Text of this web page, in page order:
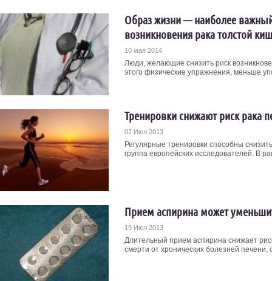
Образ жизни — наиболее
возникновения рака толстой
10 мая 2014
Люди, желающие снизить риск
этого физические упражнения, меньше
Тренировки снижают риск рака
07 Июл 2013
Регулярные тренировки способны
группа европейских исследователей. В
Прием аспирина может
19 Июл 2013
Длительный прием аспирина снижает
смерти от хронических болезней